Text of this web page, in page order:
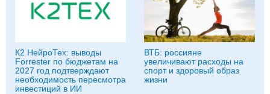
К2 НейроТех: выводы
Forrester по бюджетам на
2027 год подтверждают
необходимость пересмотра
инвестиций в ИИ
ВТБ: россияне
увеличивают расходы на
спорт и здоровый образ
жизни